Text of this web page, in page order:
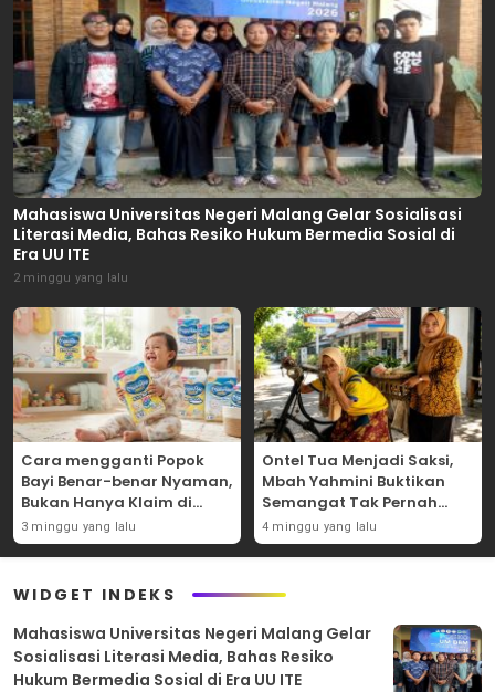
Mahasiswa Universitas Negeri Malang Gelar Sosialisasi
Literasi Media, Bahas Resiko Hukum Bermedia Sosial di
Era UU ITE
2 minggu yang lalu
Cara mengganti Popok
Bayi Benar-benar Nyaman,
Bukan Hanya Klaim di
Kemasan
3 minggu yang lalu
Ontel Tua Menjadi Saksi,
Mbah Yahmini Buktikan
Semangat Tak Pernah
Menua
4 minggu yang lalu
WIDGET INDEKS
Mahasiswa Universitas Negeri Malang Gelar
Sosialisasi Literasi Media, Bahas Resiko
Hukum Bermedia Sosial di Era UU ITE